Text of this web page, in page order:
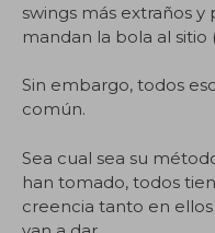
swings más extraños
mandan la bola al sitio
Sin embargo, todos
común.
Sea cual sea su
han tomado, todos
creencia tanto en